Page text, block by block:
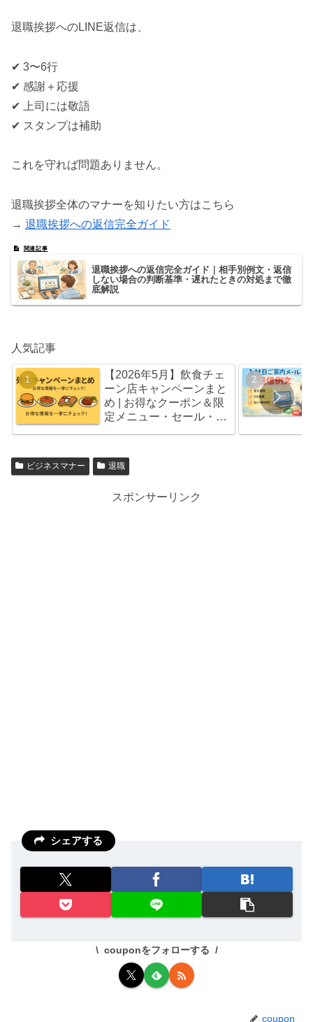
退職挨拶へのLINE返信は、
✔ 3〜6行
✔ 感謝＋応援
✔ 上司には敬語
✔ スタンプは補助
これを守れば問題ありません。
退職挨拶全体のマナーを知りたい方はこちら
→ 退職挨拶への返信完全ガイド
退職挨拶への返信完全ガイド｜相手別例文・返信
しない場合の判断基準・遅れたときの対処まで徹
底解説
人気記事
【2026年5月】飲食チェ
ーン店キャンペーンまと
め | お得なクーポン＆限
定メニュー・セール・福
ビジネスマナー 退職
スポンサーリンク
シェアする
couponをフォローする
coupon